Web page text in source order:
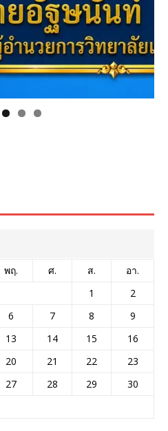
พฤ. ศ. ส.
อา.
1
2
6 7 8
9
13 14 15
16
20 21 22
23
27 28 29
30